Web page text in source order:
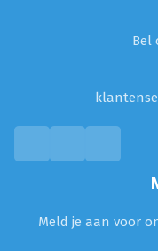
Bel
Meld je aan voor